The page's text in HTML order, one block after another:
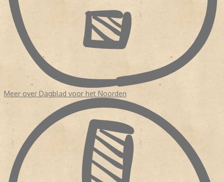
Meer over Dagblad voor het Noorden